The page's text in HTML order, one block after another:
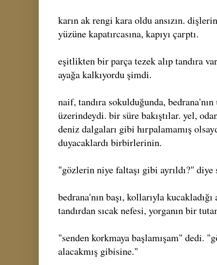
karın ak rengi kara oldu ansızın.
yüzüne kapatırcasına, kapıyı çarptı.
eşitlikten bir parça tezek alıp tandıra
ayağa kalkıyordu şimdi.
naif, tandıra sokulduğunda,
üzerindeydi. bir süre bakıştılar. yel,
deniz dalgaları gibi hırpalamamış
duyacaklardı birbirlerinin.
"gözlerin niye faltaşı gibi ayrıldı?" diye
bedrana'nın başı, kollarıyla
tandırdan sıcak nefesi, yorganın bir
"senden korkmaya başlamışam" dedi.
alacakmış gibisine."